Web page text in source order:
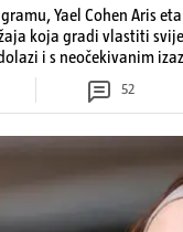
Yael Cohen Aris
koja gradi vlastiti
i s neočekivanim
52